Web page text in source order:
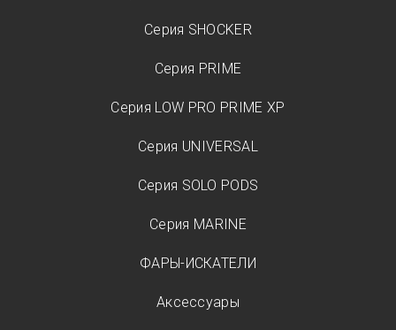
Серия SHOCKER
Серия PRIME
Серия LOW PRO PRIME XP
Серия UNIVERSAL
Серия SOLO PODS
Серия MARINE
ФАРЫ-ИСКАТЕЛИ
Аксессуары